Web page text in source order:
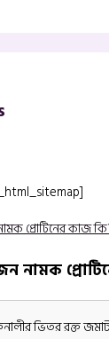
প্রোটিনের কাজ
নামক
ভিতর রক্ত